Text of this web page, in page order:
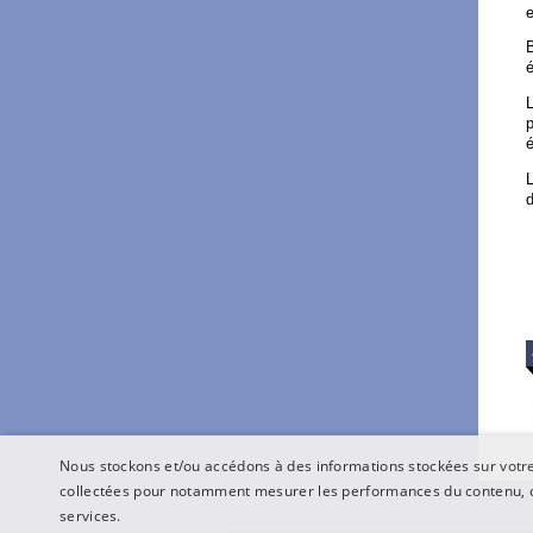
Nous stockons et/ou accédons à des informations stockées sur
collectées pour notamment mesurer les performances du
services.